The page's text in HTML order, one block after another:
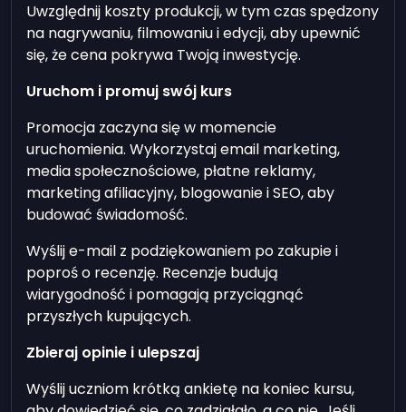
Uwzględnij koszty produkcji, w tym czas spędzony
na nagrywaniu, filmowaniu i edycji, aby upewnić
się, że cena pokrywa Twoją inwestycję.
Uruchom i promuj swój kurs
Promocja zaczyna się w momencie
uruchomienia. Wykorzystaj email marketing,
media społecznościowe, płatne reklamy,
marketing afiliacyjny, blogowanie i SEO, aby
budować świadomość.
Wyślij e-mail z podziękowaniem po zakupie i
poproś o recenzję. Recenzje budują
wiarygodność i pomagają przyciągnąć
przyszłych kupujących.
Zbieraj opinie i ulepszaj
Wyślij uczniom krótką ankietę na koniec kursu,